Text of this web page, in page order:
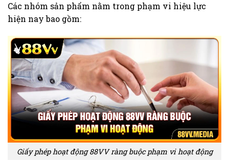
Các nhóm sản phẩm nằm trong phạm vi hiệu lực
hiện nay bao gồm:
Giấy phép hoạt động 88VV ràng buộc phạm vi hoạt động